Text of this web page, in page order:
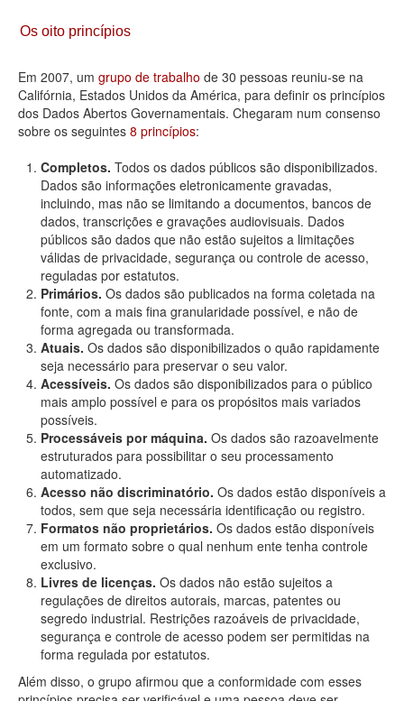
Os oito princípios
Em 2007, um grupo de trabalho de 30 pessoas reuniu-se na
Califórnia, Estados Unidos da América, para definir os princípios
dos Dados Abertos Governamentais. Chegaram num consenso
sobre os seguintes 8 princípios:
Completos. Todos os dados públicos são disponibilizados.
Dados são informações eletronicamente gravadas,
incluindo, mas não se limitando a documentos, bancos de
dados, transcrições e gravações audiovisuais. Dados
públicos são dados que não estão sujeitos a limitações
válidas de privacidade, segurança ou controle de acesso,
reguladas por estatutos.
Primários. Os dados são publicados na forma coletada na
fonte, com a mais fina granularidade possível, e não de
forma agregada ou transformada.
Atuais. Os dados são disponibilizados o quão rapidamente
seja necessário para preservar o seu valor.
Acessíveis. Os dados são disponibilizados para o público
mais amplo possível e para os propósitos mais variados
possíveis.
Processáveis por máquina. Os dados são razoavelmente
estruturados para possibilitar o seu processamento
automatizado.
Acesso não discriminatório. Os dados estão disponíveis a
todos, sem que seja necessária identificação ou registro.
Formatos não proprietários. Os dados estão disponíveis
em um formato sobre o qual nenhum ente tenha controle
exclusivo.
Livres de licenças. Os dados não estão sujeitos a
regulações de direitos autorais, marcas, patentes ou
segredo industrial. Restrições razoáveis de privacidade,
segurança e controle de acesso podem ser permitidas na
forma regulada por estatutos.
Além disso, o grupo afirmou que a conformidade com esses